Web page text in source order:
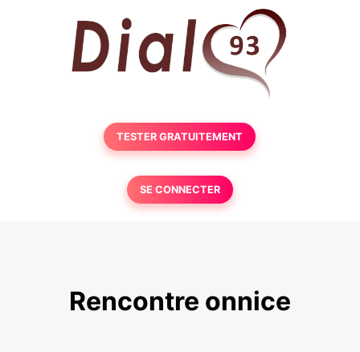
TESTER GRATUITEMENT
SE CONNECTER
Rencontre onnice